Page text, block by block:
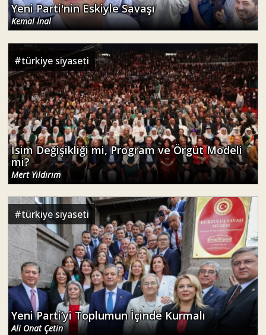
Yeni Parti'nin Eskiyle Savaşı
Kemal İnal
#türkiye siyaseti
İsim Değişikliği mi, Program ve Örgüt Modeli
mi?
Mert Yıldırım
#türkiye siyaseti
Yeni Parti’yi Toplumun İçinde Kurmalı
Ali Onat Çetin